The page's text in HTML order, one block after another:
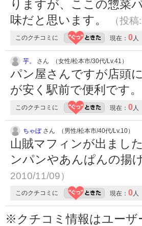
りますが、ここの惣菜
味だと思います。
（投
このクチコミに 現在： 0人
芋。 さん （女性/松本市/30代/Lv.41）
パン屋さんですが店頭
が安く駅前で便利です。
このクチコミに 現在： 0人
ちゃぼさん （男性/松本市/40代/Lv.10）
山賊マフィンが出まし
ンパンやあんぱんの揚
2010/11/09）
このクチコミに 現在： 0人
※クチコミ情報はユーザ